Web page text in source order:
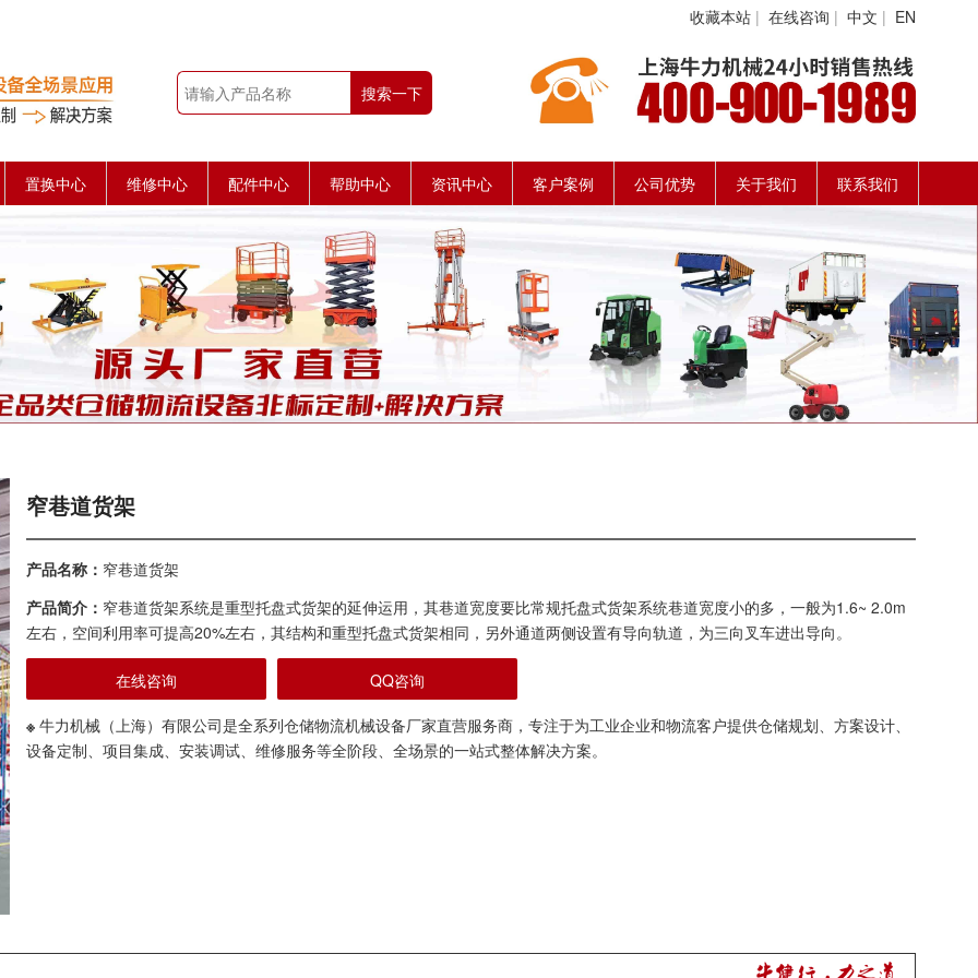
收藏本站 | 在线咨询 | 中文 | EN
搜索一下
置换中心 维修中心 配件中心 帮助中心 资讯中心 客户案例 公司优势 关于我们 联系我们
窄巷道货架
产品名称： 窄巷道货架
产品简介： 窄巷道货架系统是重型托盘式货架的延伸运用，其巷道宽度要比常规托盘式货架系统巷道宽度小的多，一般为1.6~ 2.0m
左右，空间利用率可提高20%左右，其结构和重型托盘式货架相同，另外通道两侧设置有导向轨道，为三向叉车进出导向。
在线咨询 QQ咨询
※ 牛力机械（上海）有限公司是全系列仓储物流机械设备厂家直营服务商，专注于为工业企业和物流客户提供仓储规划、方案设计、
设备定制、项目集成、安装调试、维修服务等全阶段、全场景的一站式整体解决方案。